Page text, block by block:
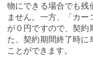
物にできる場合でも残
ません。一方、「カ
が０円ですので、契約
た、契約期間終了時に
ことができます。